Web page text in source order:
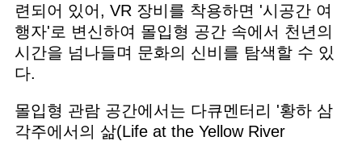
련되어 있어, VR 장비를 착용하면 '시공간 여
행자'로 변신하여 몰입형 공간 속에서 천년의
시간을 넘나들며 문화의 신비를 탐색할 수 있
다.
몰입형 관람 공간에서는 다큐멘터리 '황하 삼
각주에서의 삶(Life at the Yellow River